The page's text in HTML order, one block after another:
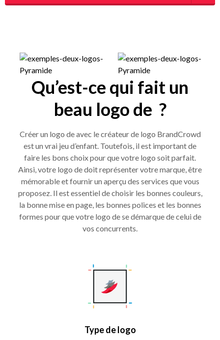
Qu’est-ce qui fait un
beau logo de ?
Créer un logo de avec le créateur de logo BrandCrowd
est un vrai jeu d’enfant. Toutefois, il est important de
faire les bons choix pour que votre logo soit parfait.
Ainsi, votre logo de doit représenter votre marque, être
mémorable et fournir un aperçu des services que vous
proposez. Il est essentiel de choisir les bonnes couleurs,
la bonne mise en page, les bonnes polices et les bonnes
formes pour que votre logo de se démarque de celui de
vos concurrents.
Type de logo